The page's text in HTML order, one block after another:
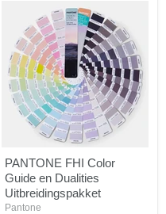
FHI
Color
Guide
en
PANTONE FHI Color
Guide en Dualities
Uitbreidingspakket
Pantone